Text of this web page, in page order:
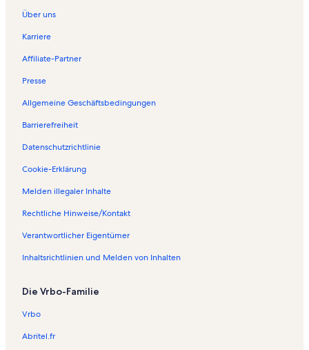
Über uns
Karriere
Affiliate-Partner
Presse
Allgemeine Geschäftsbedingungen
Barrierefreiheit
Datenschutzrichtlinie
Cookie-Erklärung
Melden illegaler Inhalte
Rechtliche Hinweise/Kontakt
Verantwortlicher Eigentümer
Inhaltsrichtlinien und Melden von Inhalten
Die Vrbo-Familie
Vrbo
Abritel.fr